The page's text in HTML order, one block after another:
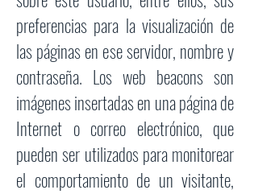
preferencias para la visualización de
las páginas en ese servidor, nombre y
contraseña. Los web beacons son
imágenes insertadas en una página de
Internet o correo electrónico, que
pueden ser utilizados para monitorear
el comportamiento de un visitante,